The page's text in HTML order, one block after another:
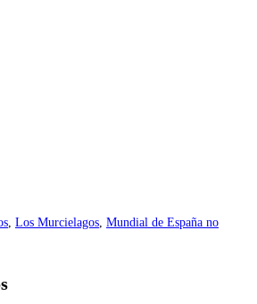
, Los Murcielagos, Mundial de España no